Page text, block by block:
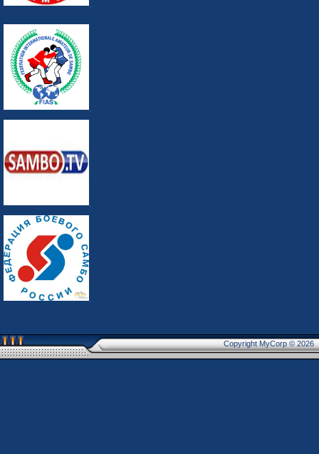
Copyright MyCorp © 2026